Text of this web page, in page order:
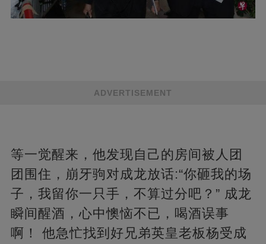
ADVERTISEMENT
等一觉醒来，他发现自己的房间被人团
团围住，崩牙驹对成龙放话:“你砸我的场
子，我留你一只手，不算过分吧？” 成龙
瞬间醒酒，心中懊恼不已，喝酒误事
啊！ 他急忙找到好兄弟英皇老板杨受成